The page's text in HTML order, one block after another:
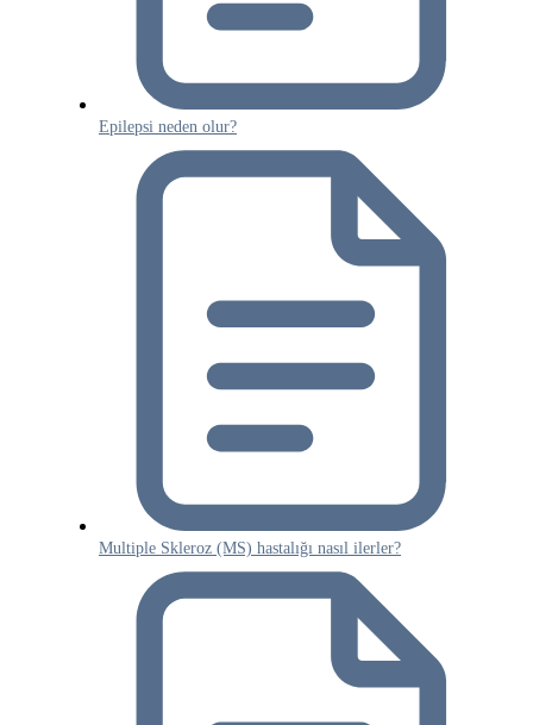
Epilepsi neden olur?
Multiple Skleroz (MS) hastalığı nasıl ilerler?